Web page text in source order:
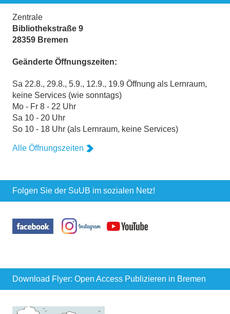
Zentrale
Bibliothekstraße 9
28359 Bremen
Geänderte Öffnungszeiten:
Sa 22.8., 29.8., 5.9., 12.9., 19.9 Öffnung als Lernraum,
keine Services (wie sonntags)
Mo - Fr 8 - 22 Uhr
Sa 10 - 20 Uhr
So 10 - 18 Uhr (als Lernraum, keine Services)
Alle Öffnungszeiten
Folgen Sie der SuUB im sozialen Netz!
Download Flyer: Open Access Publizieren in Bremen